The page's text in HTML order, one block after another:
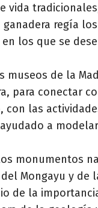
vida
ganadera regía
en los que se
museos de la
para conectar
con las
a
monumentos
Mongayu y de
de la